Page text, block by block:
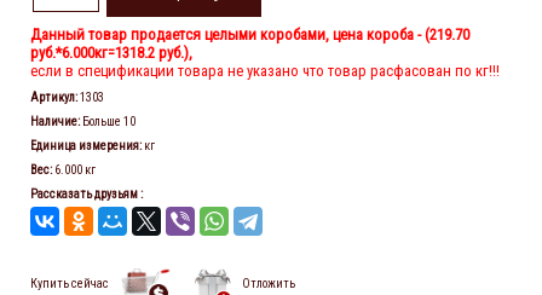
Данный товар продается целыми коробами, цена короба - (219.70
руб.*6.000кг=1318.2 руб.),
если в спецификации товара не указано что товар расфасован по кг!!!
Артикул:1303
Наличие: Больше 10
Единица измерения: кг
Вес: 6.000 кг
Рассказать друзьям:
Купить сейчас Отложить